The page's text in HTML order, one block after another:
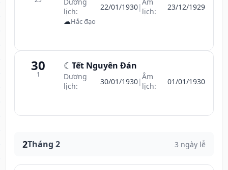
lịch:
22/01/1930|lịch:
23/12/1929
☁Hắc đạo
30
1
☾ Tết Nguyên Đán
Dương
lịch:
30/01/1930|Âm
lịch:
01/01/1930
2Tháng 2 3 ngày lễ